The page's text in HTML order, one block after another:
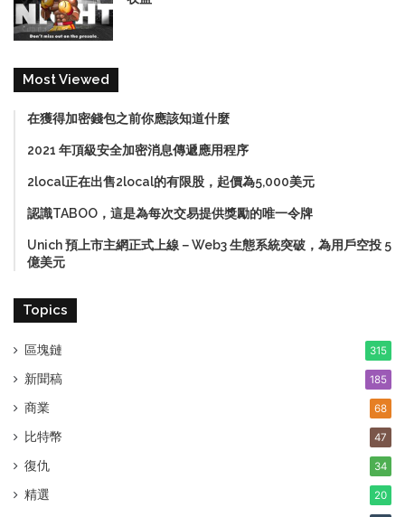
Most Viewed
在獲得加密錢包之前你應該知道什麼
2021 年頂級安全加密消息傳遞應用程序
2local正在出售2local的有限股，起價為5,000美元
認識TABOO，這是為每次交易提供獎勵的唯一令牌
Unich 預上市主網正式上線－Web3 生態系統突破，為用戶空投 5
億美元
Topics
區塊鏈 315
新聞稿 185
商業 68
比特幣 47
復仇 34
精選 20